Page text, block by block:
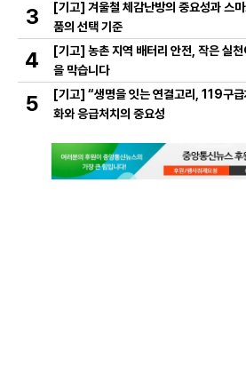
3
[기고] 겨울철 체감난방의 중요성과 스
품의 선택 기준
4
[기고] 농촌 지역 배터리 안전, 작은 실천
을 막습니다
5
[기고] “생명을 잇는 연결고리, 119구
화와 응급처치의 중요성